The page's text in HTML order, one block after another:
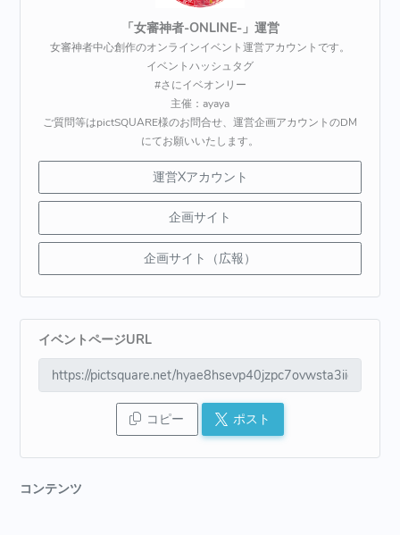
「女審神者-ONLINE-」運営
女審神者中心創作のオンラインイベント運営アカウントです。
イベントハッシュタグ
#さにイベオンリー
主催：ayaya
ご質問等はpictSQUARE様のお問合せ、運営企画アカウントのDM
にてお願いいたします。
運営Xアカウント
企画サイト
企画サイト（広報）
イベントページURL
コピー ポスト
コンテンツ